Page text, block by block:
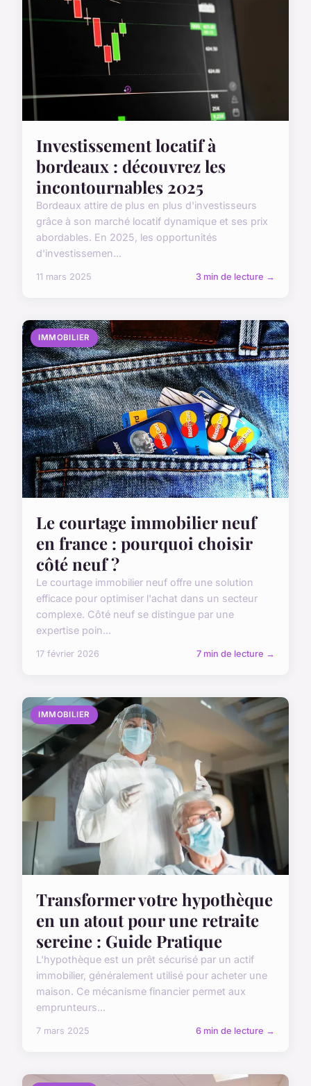
Investissement locatif à
bordeaux : découvrez les
incontournables 2025
Bordeaux attire de plus en plus d'investisseurs
grâce à son marché locatif dynamique et ses prix
abordables. En 2025, les opportunités
d'investissemen...
11 mars 2025 3 min de lecture →
IMMOBILIER
Le courtage immobilier neuf
en france : pourquoi choisir
côté neuf ?
Le courtage immobilier neuf offre une solution
efficace pour optimiser l'achat dans un secteur
complexe. Côté neuf se distingue par une
expertise poin...
17 février 2026 7 min de lecture →
IMMOBILIER
Transformer votre hypothèque
en un atout pour une retraite
sereine : Guide Pratique
L'hypothèque est un prêt sécurisé par un actif
immobilier, généralement utilisé pour acheter une
maison. Ce mécanisme financier permet aux
emprunteurs...
7 mars 2025 6 min de lecture →